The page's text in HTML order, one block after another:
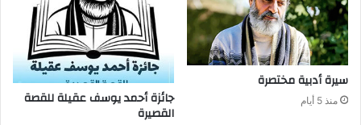
سيرة‭ ‬أدبية‭ ‬مختصرة
منذ 5 أيام
‬القصيرة